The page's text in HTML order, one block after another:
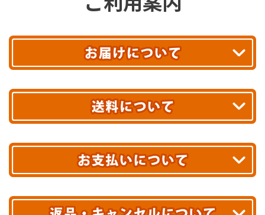
最短翌日お届け!
あす着エリアが対象です。
エリアやお届け日の確認はこちら▶
※ 配送業者による配送遅延が生じる可能性がございます。
※ 沖縄・離島はお届けできません。
送料無料!
10,000円未満 全国一律1,100円(税込)
配送業者
クレジットカード